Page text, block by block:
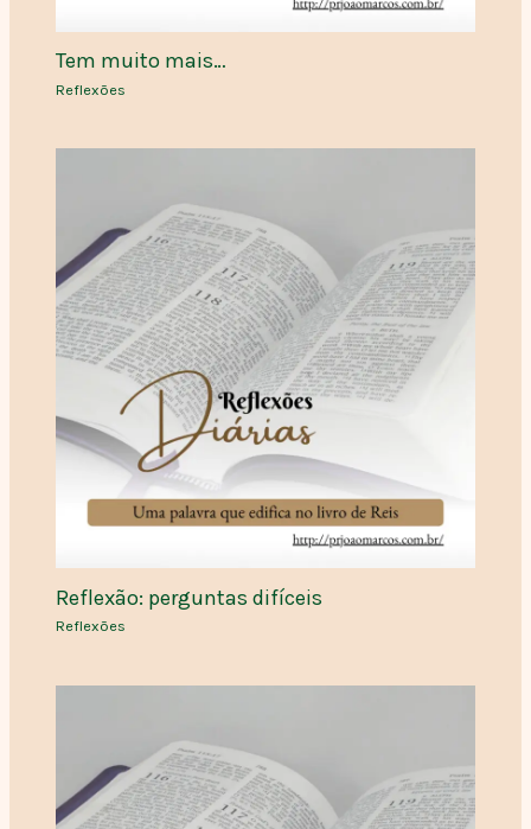
Tem muito mais…
Reflexões
Reflexão: perguntas difíceis
Reflexões